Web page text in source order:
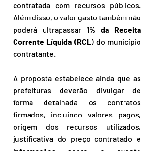
contratada com recursos públicos.
Além disso, o valor gasto também não
poderá ultrapassar 1% da Receita
Corrente Líquida (RCL) do município
contratante.
A proposta estabelece ainda que as
prefeituras deverão divulgar de
forma detalhada os contratos
firmados, incluindo valores pagos,
origem dos recursos utilizados,
justificativa do preço contratado e